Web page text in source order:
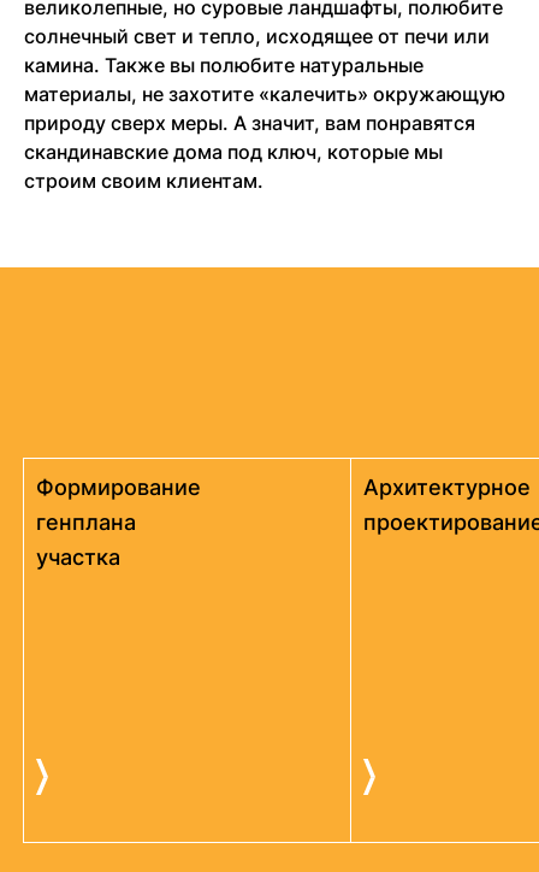
великолепные, но суровые ландшафты, полюбите
солнечный свет и тепло, исходящее от печи или
камина. Также вы полюбите натуральные
материалы, не захотите «калечить» окружающую
природу сверх меры. А значит, вам понравятся
скандинавские дома под ключ, которые мы
строим своим клиентам.
Формирование
генплана
участка
Архитектурное